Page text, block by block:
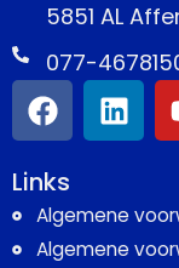
5851 AL
077-
Links
Algemene
Algemene